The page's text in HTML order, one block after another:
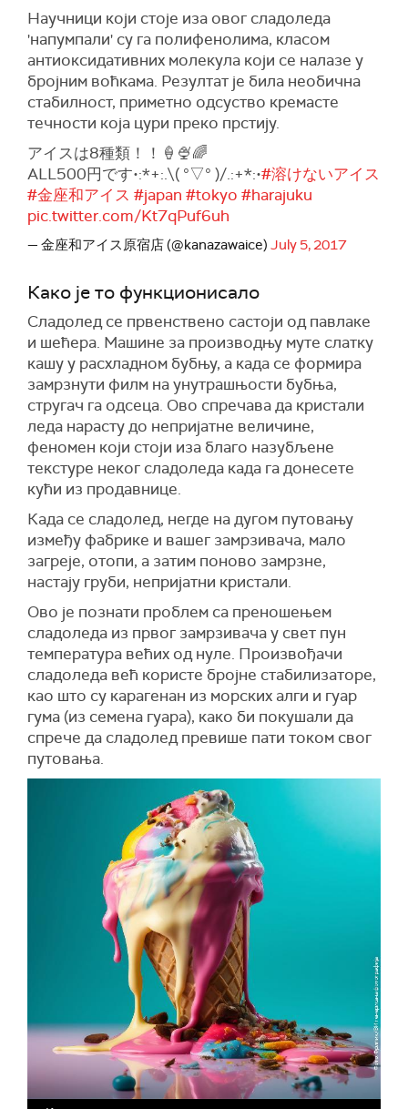
Научници који стоје иза овог сладоледа
'напумпали' су га полифенолима, класом
антиоксидативних молекула који се налазе у
бројним воћкама. Резултат је била необична
стабилност, приметно одсуство кремасте
течности која цури преко прстију.
アイスは8種類！！🍦🍨🌈
ALL500円です•:*+:.\( °▽° )/.:+*:•#溶けないアイス
#金座和アイス #japan #tokyo #harajuku
pic.twitter.com/Kt7qPuf6uh
— 金座和アイス原宿店 (@kanazawaice) July 5, 2017
Како је то функционисало
Сладолед се првенствено састоји од павлаке
и шећера. Машине за производњу муте слатку
кашу у расхладном бубњу, а када се формира
замрзнути филм на унутрашњости бубња,
стругач га одсеца. Ово спречава да кристали
леда нарасту до непријатне величине,
феномен који стоји иза благо назубљене
текстуре неког сладоледа када га донесете
кући из продавнице.
Када се сладолед, негде на дугом путовању
између фабрике и вашег замрзивача, мало
загреје, отопи, а затим поново замрзне,
настају груби, непријатни кристали.
Ово је познати проблем са преношењем
сладоледа из првог замрзивача у свет пун
температура већих од нуле. Произвођачи
сладоледа већ користе бројне стабилизаторе,
као што су карагенан из морских алги и гуар
гума (из семена гуара), како би покушали да
спрече да сладолед превише пати током свог
путовања.